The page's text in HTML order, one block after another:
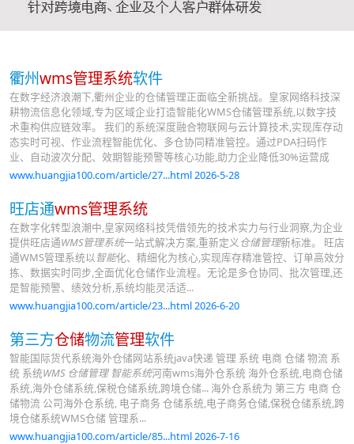
衢州wms管理系统软件
在数字经济浪潮下,衢州企业的仓储管理正面临全新挑战。皇家网络科技深
耕物流信息化领域,专为区域企业打造智能化WMS仓储管理系统,以数字技
术重构供应链效率。 我们的系统深度融合物联网与云计算技术,实现库存动
态实时可视、作业流程智能优化、多仓协同精准管控。通过PDA扫码作
业、自动波次分配、效期智能预警等核心功能,助力企业降低30%运营成
www.huangjia100.com/article/27...html 2026-5-28
旺店通wms管理系统
在数字化转型浪潮中,皇家网络科技凭借领先的技术实力与行业洞察,为企业
提供旺店通WMS管理系统一站式解决方案,重新定义 仓储管理新标准。 旺店
通WMS管理系统以智能化、精细化为核心,实现库存精准管控、订单高效分
拣、数据实时同步,全面优化仓储作业流程。无论是多仓协同、批次管理,还
是智能预警、绩效分析,系统均能灵活适...
www.huangjia100.com/article/23...html 2026-6-20
第三方仓储物流管理软件
智能国际货代系统海外仓储网站系统java快递 管理 系统 电商 仓储 物流 系
统 系统WMS 仓储管理 智能系统河南wms海外仓系统 海外仓系统,电商仓储
系统,海外仓储系统,保税仓储系统,跨境仓储... 海外仓系统为 第三方 电商 仓
储物流 公司海外仓系统, 电子商务 仓储系统,电子商务仓储,保税仓储系统,跨
境仓储系统WMS仓储 管理系...
www.huangjia100.com/article/85...html 2026-7-16